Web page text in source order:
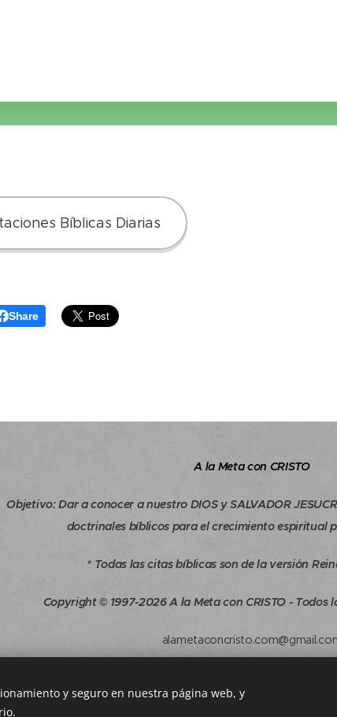
Bíblicas Diarias
Share
A la Meta con CRISTO
Objetivo:Dar a conocer a nuestro DIOS y SALVADOR
doctrinales bíblicos para el crecimiento espiritual
* Todas las citas bíblicas son de la versión
Copyright © 1997-2026 A la Meta con CRISTO - Todos
y seguro en nuestra página web, y